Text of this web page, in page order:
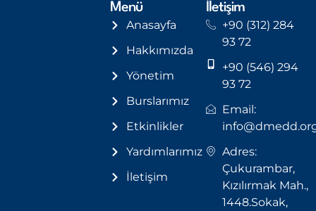
Menü
Anasayfa
Hakkımızda
Yönetim
Burslarımız
Etkinlikler
Yardımlarımız
İletişim
İletişim
+90 (312) 284
93 72
+90 (546) 294
93 72
Email:
Adres:
Çukurambar,
Kızılırmak Mah.,
1448.Sokak,